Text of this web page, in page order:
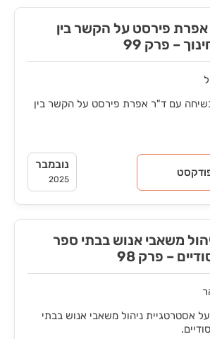
פירסט על הקשר בין
– פרק 99
עם ד"ר אפרת פירסט על הקשר בין
נובמבר
2025
משאבי אנוש בבתי ספר
– פרק 98
אסטרטגיית ניהול משאבי אנוש בבתי